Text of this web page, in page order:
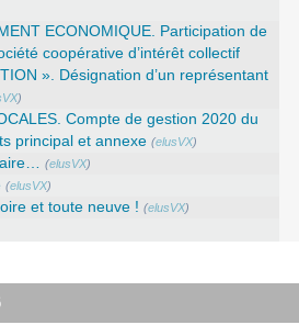
ECONOMIQUE. Participation de
coopérative d’intérêt collectif
». Désignation d’un représentant
)
Compte de gestion 2020 du
principal et annexe (elusVX)
(elusVX)
(elusVX)
et toute neuve ! (elusVX)